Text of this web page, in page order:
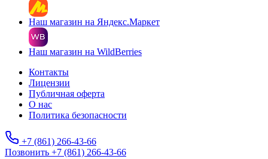
Наш магазин на Яндекс.Маркет
Наш магазин на WildBerries
Контакты
Лицензии
Публичная оферта
О нас
Политика безопасности
+7 (861) 266-43-66
Позвонить +7 (861) 266-43-66